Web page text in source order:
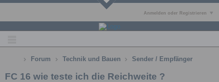
Anmelden oder Registrieren
Forum Technik und Bauen Sender / Empfänger
FC 16 wie teste ich die Reichweite ?